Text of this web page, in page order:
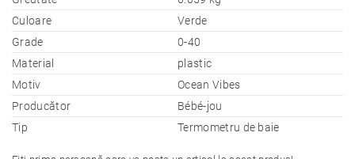
Culoare
Verde
Grade
0-40
Material
plastic
Motiv
Ocean Vibes
Producător
Bébé-jou
Tip
Termometru de baie